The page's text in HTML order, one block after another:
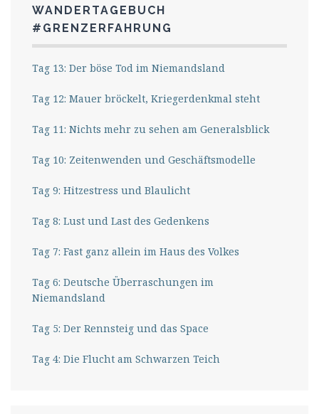
WANDERTAGEBUCH
#GRENZERFAHRUNG
Tag 13: Der böse Tod im Niemandsland
Tag 12: Mauer bröckelt, Kriegerdenkmal steht
Tag 11: Nichts mehr zu sehen am Generalsblick
Tag 10: Zeitenwenden und Geschäftsmodelle
Tag 9: Hitzestress und Blaulicht
Tag 8: Lust und Last des Gedenkens
Tag 7: Fast ganz allein im Haus des Volkes
Tag 6: Deutsche Überraschungen im
Niemandsland
Tag 5: Der Rennsteig und das Space
Tag 4: Die Flucht am Schwarzen Teich